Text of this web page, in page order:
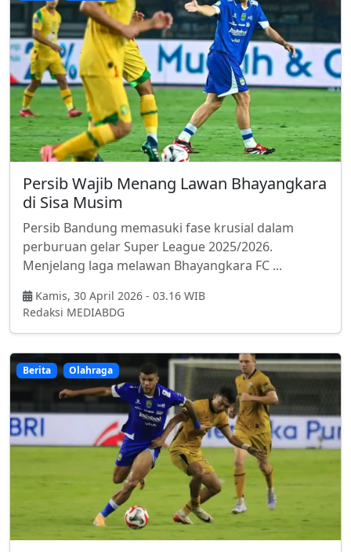
Persib Wajib Menang Lawan Bhayangkara
di Sisa Musim
Persib Bandung memasuki fase krusial dalam
perburuan gelar Super League 2025/2026.
Menjelang laga melawan Bhayangkara FC ...
Kamis, 30 April 2026 - 03.16 WIB
Redaksi MEDIABDG
Berita Olahraga